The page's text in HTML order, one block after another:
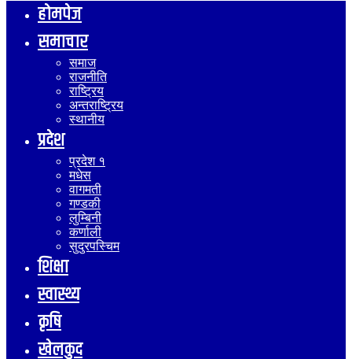
होमपेज
समाचार
समाज
राजनीति
राष्ट्रिय
अन्तराष्ट्रिय
स्थानीय
प्रदेश
प्रदेश १
मधेस
वागमती
गण्डकी
लुम्बिनी
कर्णाली
सुदुरपस्चिम
शिक्षा
स्वास्थ्य
कृषि
खेलकुद